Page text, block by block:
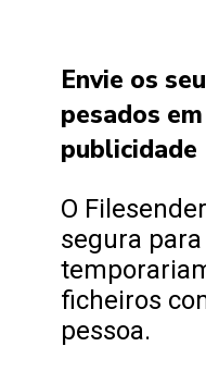
Envie os
pesados
publicidade
O
segura
ficheiros
pessoa.